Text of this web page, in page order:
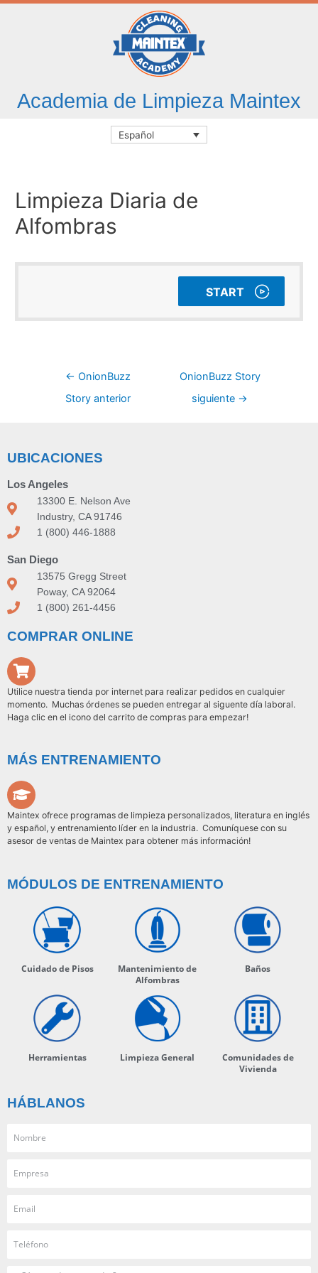
Academia de Limpieza Maintex
Español
Limpieza Diaria de
Alfombras
START
← OnionBuzz
Story anterior
OnionBuzz Story
siguiente →
UBICACIONES
Los Angeles
13300 E. Nelson Ave
Industry, CA 91746
1 (800) 446-1888
San Diego
13575 Gregg Street
Poway, CA 92064
1 (800) 261-4456
COMPRAR ONLINE
Utilice nuestra tienda por internet para realizar pedidos en cualquier
momento. Muchas órdenes se pueden entregar al siguente día laboral.
Haga clic en el icono del carrito de compras para empezar!
MÁS ENTRENAMIENTO
Maintex ofrece programas de limpieza personalizados, literatura en inglés
y español, y entrenamiento líder en la industria. Comuníquese con su
asesor de ventas de Maintex para obtener más información!
MÓDULOS DE ENTRENAMIENTO
Cuidado de Pisos
Mantenimiento de
Alfombras
Baños
Herramientas Limpieza General
Comunidades de
Vivienda
HÁBLANOS